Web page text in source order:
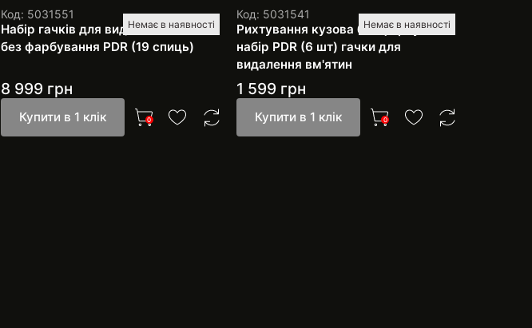
Немає в наявності
Код: 5031551
Набір гачків для видалення вм'ятин
без фарбування PDR (19 спиць)
8 999 грн
Купити в 1 клік 0
Немає в наявності
Код: 5031541
Рихтування кузова без фарбування
набір PDR (6 шт) гачки для
видалення вм'ятин
1 599 грн
Купити в 1 клік 0